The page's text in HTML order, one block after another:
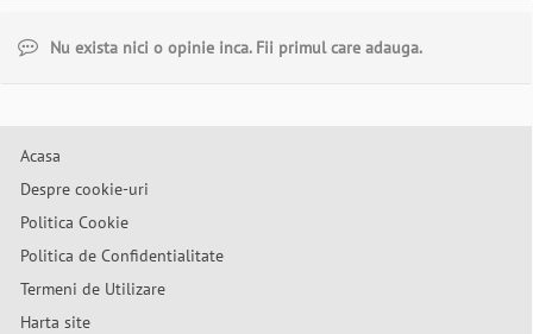
Nu exista nici o opinie inca. Fii primul care adauga.
Acasa
Despre cookie-uri
Politica Cookie
Politica de Confidentialitate
Termeni de Utilizare
Harta site